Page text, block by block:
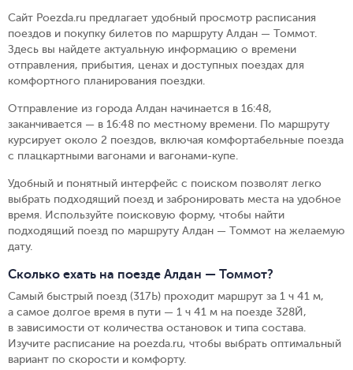
Сайт Poezda.ru предлагает удобный просмотр расписания
поездов и покупку билетов по маршруту Алдан — Томмот.
Здесь вы найдете актуальную информацию о времени
отправления, прибытия, ценах и доступных поездах для
комфортного планирования поездки.
Отправление из города Алдан начинается в 16:48,
заканчивается — в 16:48 по местному времени. По маршруту
курсирует около 2 поездов, включая комфортабельные поезда
с плацкартными вагонами и вагонами-купе.
Удобный и понятный интерфейс с поиском позволят легко
выбрать подходящий поезд и забронировать места на удобное
время. Используйте поисковую форму, чтобы найти
подходящий поезд по маршруту Алдан — Томмот на желаемую
дату.
Сколько ехать на поезде Алдан — Томмот?
Самый быстрый поезд (317Ь) проходит маршрут за 1 ч 41 м,
а самое долгое время в пути — 1 ч 41 м на поезде 328Й,
в зависимости от количества остановок и типа состава.
Изучите расписание на poezda.ru, чтобы выбрать оптимальный
вариант по скорости и комфорту.